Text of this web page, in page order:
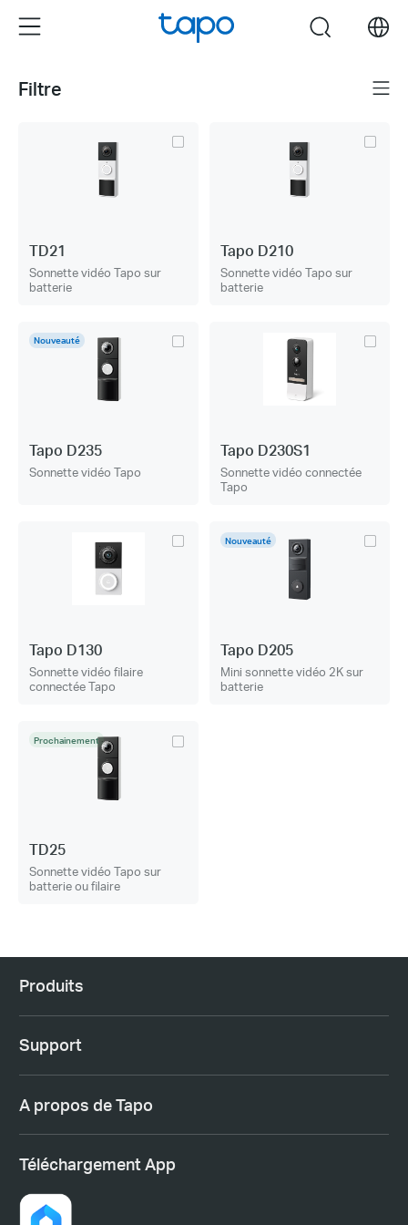
the
Menu search
Filtre Menu
TD21
Sonnette vidéo Tapo sur
batterie
Tapo D210
Sonnette vidéo Tapo sur
batterie
Nouveauté
Tapo D235
Sonnette vidéo Tapo
Tapo D230S1
Sonnette vidéo connectée
Tapo
Tapo D130
Sonnette vidéo filaire
connectée Tapo
Nouveauté
Tapo D205
Mini sonnette vidéo 2K sur
batterie
Prochainement
TD25
Sonnette vidéo Tapo sur
batterie ou filaire
Produits
Support
A propos de Tapo
Téléchargement App